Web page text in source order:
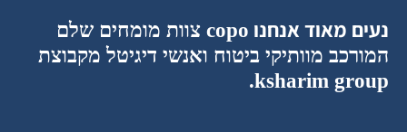
נעים מאוד אנחנו copo צוות מומחים שלם
המורכב מוותיקי ביטוח ואנשי דיגיטל מקבוצת
ksharim group.